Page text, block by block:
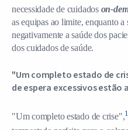
necessidade de cuidados on-
as equipas ao limite, enquanto
negativamente a saúde dos
dos cuidados de saúde.
"Um completo estado de
de espera excessivos estão
"Um completo estado de crise",1